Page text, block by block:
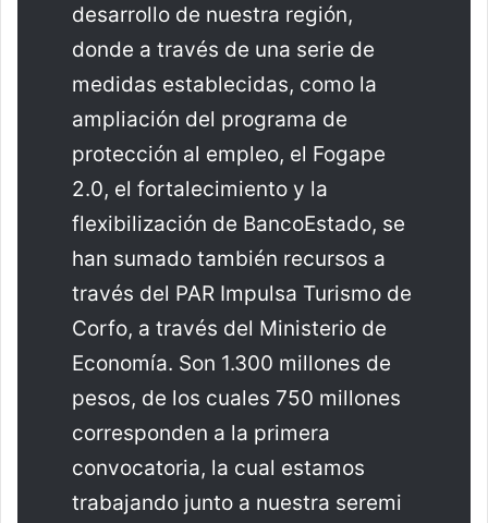
desarrollo de nuestra región,
donde a través de una serie de
medidas establecidas, como la
ampliación del programa de
protección al empleo, el Fogape
2.0, el fortalecimiento y la
flexibilización de BancoEstado, se
han sumado también recursos a
través del PAR Impulsa Turismo de
Corfo, a través del Ministerio de
Economía. Son 1.300 millones de
pesos, de los cuales 750 millones
corresponden a la primera
convocatoria, la cual estamos
trabajando junto a nuestra seremi